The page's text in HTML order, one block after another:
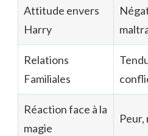
Attitude envers
Harry
Relations
Familiales
Réaction face à la
magie